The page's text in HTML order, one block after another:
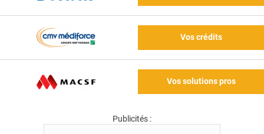
Vos crédits
Vos solutions pros
Publicités :